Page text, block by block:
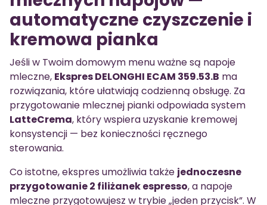
automatyczne czyszczenie i
kremowa pianka
Jeśli w Twoim domowym menu ważne są napoje
mleczne, Ekspres DELONGHI ECAM 359.53.B ma
rozwiązania, które ułatwiają codzienną obsługę. Za
przygotowanie mlecznej pianki odpowiada system
LatteCrema, który wspiera uzyskanie kremowej
konsystencji — bez konieczności ręcznego
sterowania.
Co istotne, ekspres umożliwia także jednoczesne
przygotowanie 2 filiżanek espresso, a napoje
mleczne przygotowujesz w trybie „jeden przycisk”. W